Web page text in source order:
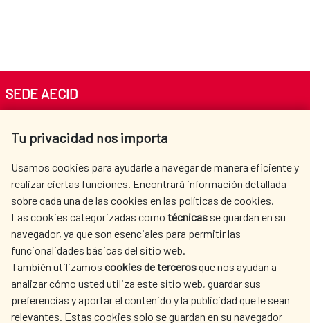
Tu privacidad nos importa
Usamos cookies para ayudarle a navegar de manera eficiente y
realizar ciertas funciones. Encontrará información detallada
sobre cada una de las cookies en las políticas de cookies.
Las cookies categorizadas como técnicas se guardan en su
navegador, ya que son esenciales para permitir las
funcionalidades básicas del sitio web.
También utilizamos cookies de tercerosque nos ayudan a
analizar cómo usted utiliza este sitio web, guardar sus
preferencias y aportar el contenido y la publicidad que le sean
relevantes. Estas cookies solo se guardan en su navegador
SEDE AECID
Tel. +34 900 20 30 54​​​​​​​
AECID
WHERE DO WE COOPERATE?
SPANISH HUMANITARIAN
ACTION
PRESS ROOM
CULTURE AND SCIENCE LIBRARY